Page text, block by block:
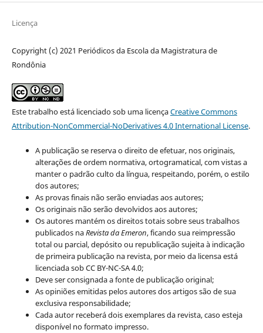
Licença
Copyright (c) 2021 Periódicos da Escola da Magistratura de
Rondônia
Este trabalho está licenciado sob uma licençaCreative Commons
Attribution-NonCommercial-NoDerivatives 4.0 International License.
A publicação se reserva o direito de efetuar, nos originais,
alterações de ordem normativa, ortogramatical, com vistas a
manter o padrão culto da língua, respeitando, porém, o estilo
dos autores;
As provas finais não serão enviadas aos autores;
Os originais não serão devolvidos aos autores;
Os autores mantém os direitos totais sobre seus trabalhos
publicados naRevista da Emeron, ficando sua reimpressão
total ou parcial, depósito ou republicação sujeita à indicação
de primeira publicação na revista, por meio da licensa está
licenciada sob CC BY-NC-SA 4.0;
Deve ser consignada a fonte de publicação original;
As opiniões emitidas pelos autores dos artigos são de sua
exclusiva responsabilidade;
Cada autor receberá dois exemplares da revista, caso esteja
disponível no formato impresso.